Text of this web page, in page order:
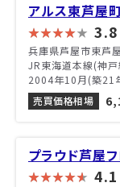
アルス東芦屋
3.8
兵庫県芦屋市東芦
JR東海道本線(神戸
2004年10月(築21
売買価格相場
プラウド芦屋
4.1